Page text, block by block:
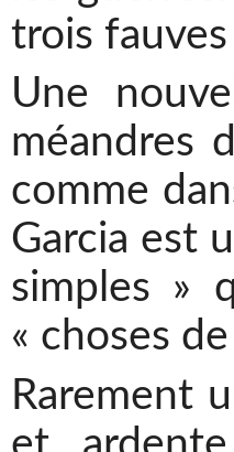
trois
Une
méandres
comme
Garcia est
simples »
« choses
Rarement